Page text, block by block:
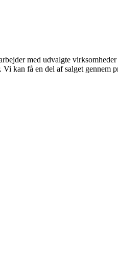
med udvalgte
kan få en del af salget gennem